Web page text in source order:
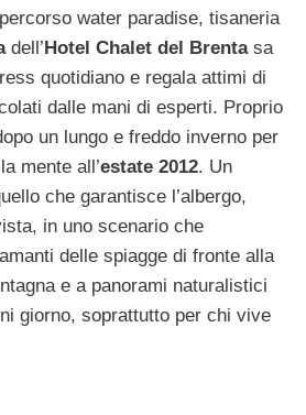
water paradise, tisaneria
dell’Hotel Chalet del Brenta sa
quotidiano e regala attimi di
dalle mani di esperti. Proprio
un lungo e freddo inverno per
mente all’estate 2012. Un
che garantisce l’albergo,
in uno scenario che
delle spiagge di fronte alla
e a panorami naturalistici
giorno, soprattutto per chi vive